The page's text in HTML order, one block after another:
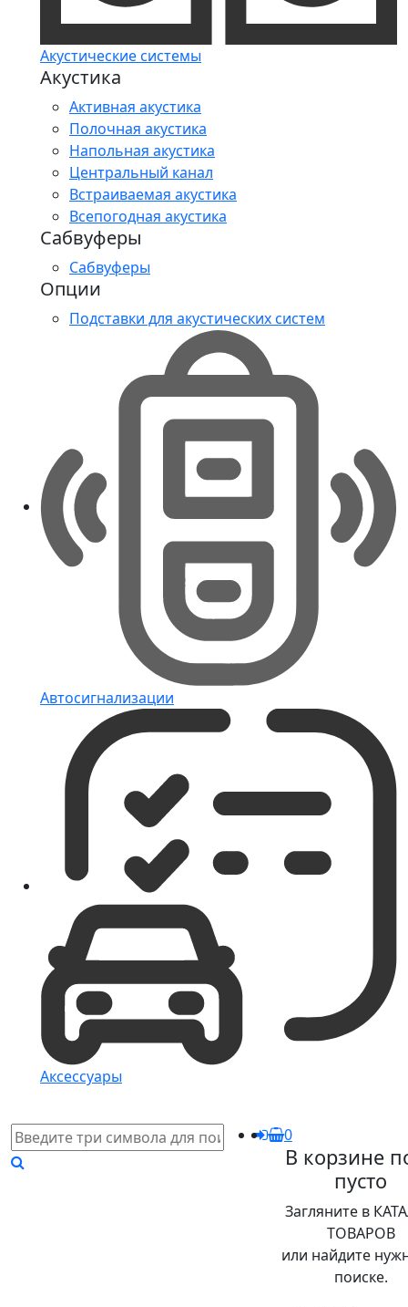
Акустические системы
Акустика
Активная акустика
Полочная акустика
Напольная акустика
Центральный канал
Встраиваемая акустика
Всепогодная акустика
Сабвуферы
Сабвуферы
Опции
Подставки для акустических систем
Автосигнализации
Аксессуары
0
В корзине
пусто
Загляните в
ТОВАРОВ
или найдите
поиске.